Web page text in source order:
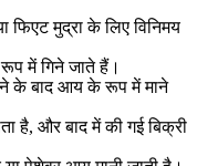
फिएट मुद्रा के लिए विनिमय
में गिने जाते हैं।
के बाद आय के रूप में माने
है, और बाद में की गई बिक्री